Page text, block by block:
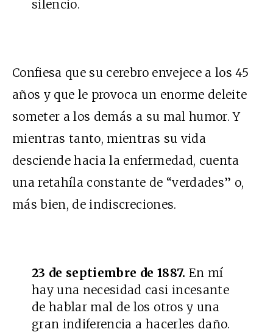
silencio.
Confiesa que su cerebro envejece a los 45
años y que le provoca un enorme deleite
someter a los demás a su mal humor. Y
mientras tanto, mientras su vida
desciende hacia la enfermedad, cuenta
una retahíla constante de “verdades” o,
más bien, de indiscreciones.
23 de septiembre de 1887. En mí
hay una necesidad casi incesante
de hablar mal de los otros y una
gran indiferencia a hacerles daño.